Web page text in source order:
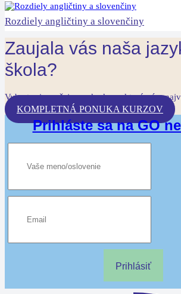
Rozdiely angličtiny a slovenčiny
Zaujala vás naša
škola?
Vyberte si z našej ponuky kurz, ktorý vám
KOMPLETNÁ PONUKA KURZOV
Prihláste sa na GO
Prihlásiť